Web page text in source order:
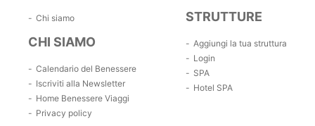
Chi siamo
CHI SIAMO
Calendario del Benessere
Iscriviti alla Newsletter
Home Benessere Viaggi
Privacy policy
STRUTTURE
Aggiungi la tua struttura
Login
SPA
Hotel SPA